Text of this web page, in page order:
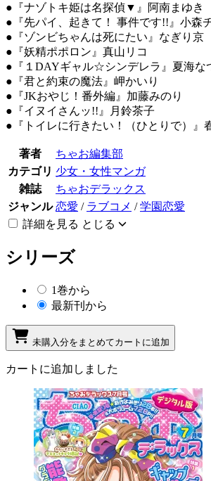
●『ナゾトキ姫は名探偵▼』阿南まゆき
●『先パイ、起きて！ 事件です!!』小森
●『ゾンビちゃんは死にたい』なぎり京
●『妖精ポポロン』真山リコ
●『１DAYギャル☆シンデレラ』夏海
●『君と約束の魔法』岬かいり
●『JKおやじ！番外編』加藤みのり
●『イヌイさんッ!!』月鈴茶子
●『トイレに行きたい！（ひとりで）』
著者
ちゃお編集部
カテゴリ 少女・女性マンガ
雑誌
ちゃおデラックス
ジャンル 恋愛 / ラブコメ /学園恋愛
詳細を見る とじる
シリーズ
1巻から
最新刊から
未購入分をまとめてカートに追加
カートに追加しました